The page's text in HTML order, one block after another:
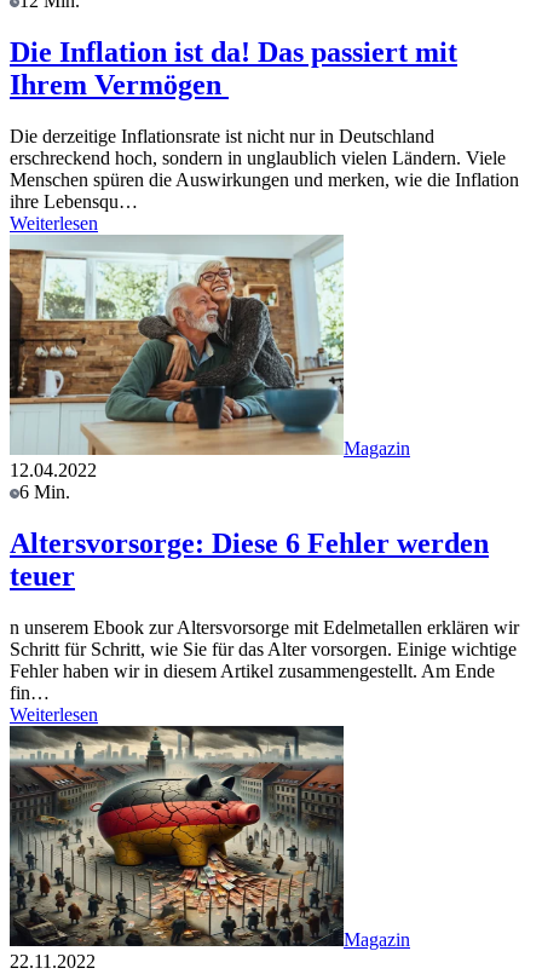
Die Inflation ist da! Das passiert mit
Ihrem Vermögen
Die derzeitige Inflationsrate ist nicht nur in Deutschland
erschreckend hoch, sondern in unglaublich vielen Ländern. Viele
Menschen spüren die Auswirkungen und merken, wie die Inflation
ihre Lebensqu…
Weiterlesen
Magazin
12.04.2022
6 Min.
Altersvorsorge: Diese 6 Fehler werden
teuer
n unserem Ebook zur Altersvorsorge mit Edelmetallen erklären wir
Schritt für Schritt, wie Sie für das Alter vorsorgen. Einige wichtige
Fehler haben wir in diesem Artikel zusammengestellt. Am Ende
fin…
Weiterlesen
Magazin
22.11.2022